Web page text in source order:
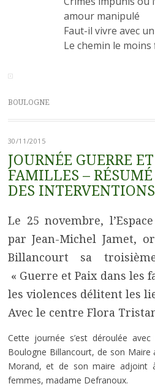
amour manipulé
Faut-il vivre avec
Le chemin le
BOULOGNE
30/11/2015
JOURNÉE GUERRE
FAMILLES – RÉSUMÉ
DES INTERVENTIONS
Le 25 novembre,
par Jean-Michel Jamet,
Billancourt sa
« Guerre et Paix dans les
les violences délitent les
Avec le centre Flora
Cette journée s’est déroulée
Boulogne Billancourt, de son
Morand, et de son maire
femmes, madame Defranoux.